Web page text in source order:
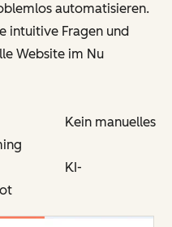
automatisieren.
intuitive Fragen und
Website im Nu
Kein manuelles
KI-